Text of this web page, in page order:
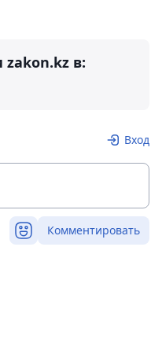
zakon.kz в:
Вход
Комментировать